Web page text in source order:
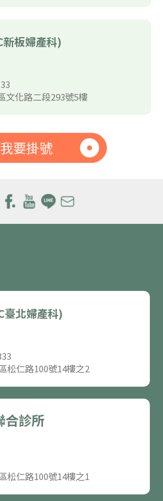
新板婦產科)
文化路二段293號5樓
我要掛號
臺北婦產科)
松仁路100號14樓之2
合診所
松仁路100號14樓之1